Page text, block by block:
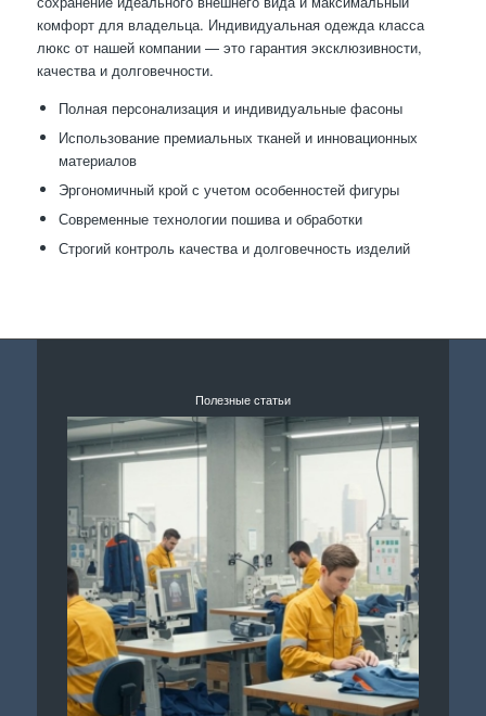
комфорт для владельца. Индивидуальная одежда класса
люкс от нашей компании — это гарантия эксклюзивности,
качества и долговечности.
Полная персонализация и индивидуальные фасоны
Использование премиальных тканей и инновационных
материалов
Эргономичный крой с учетом особенностей фигуры
Современные технологии пошива и обработки
Строгий контроль качества и долговечность изделий
Полезные статьи